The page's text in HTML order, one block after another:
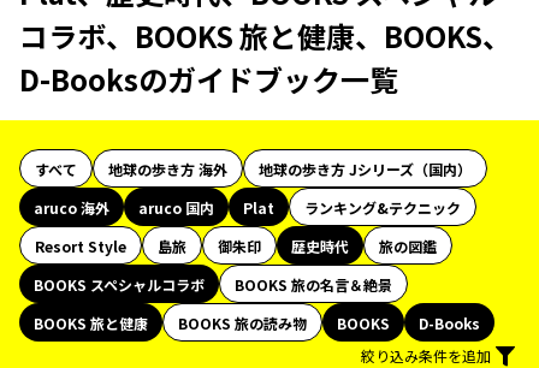
コラボ、BOOKS 旅と健康、BOOKS、
D-Booksのガイドブック一覧
すべて 地球の歩き方 海外
地球の歩き方 Jシリーズ（国内）
aruco 海外
aruco 国内 Plat
ランキング&テクニック
Resort Style
島旅 御朱印 歴史時代
旅の図鑑
BOOKS スペシャルコラボ
BOOKS 旅の名言＆絶景
BOOKS 旅と健康
BOOKS 旅の読み物 BOOKS
D-Books
絞り込み条件を追加